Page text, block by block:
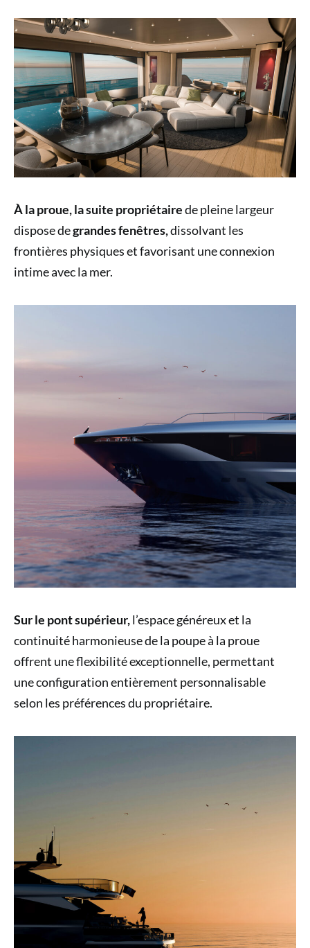
À la proue, la suite propriétairede pleine largeur
dispose degrandes fenêtres,dissolvant les
frontières physiques et favorisant une connexion
intime avec la mer.
Sur le pont supérieur,l’espace généreux et la
continuité harmonieuse de la poupe à la proue
offrent une flexibilité exceptionnelle, permettant
une configuration entièrement personnalisable
selon les préférences du propriétaire.